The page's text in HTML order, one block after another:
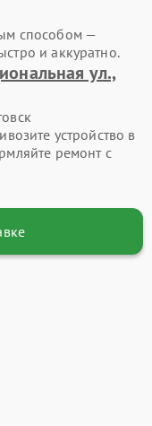
способом —
и аккуратно.
ул.,
устройство в
ремонт с